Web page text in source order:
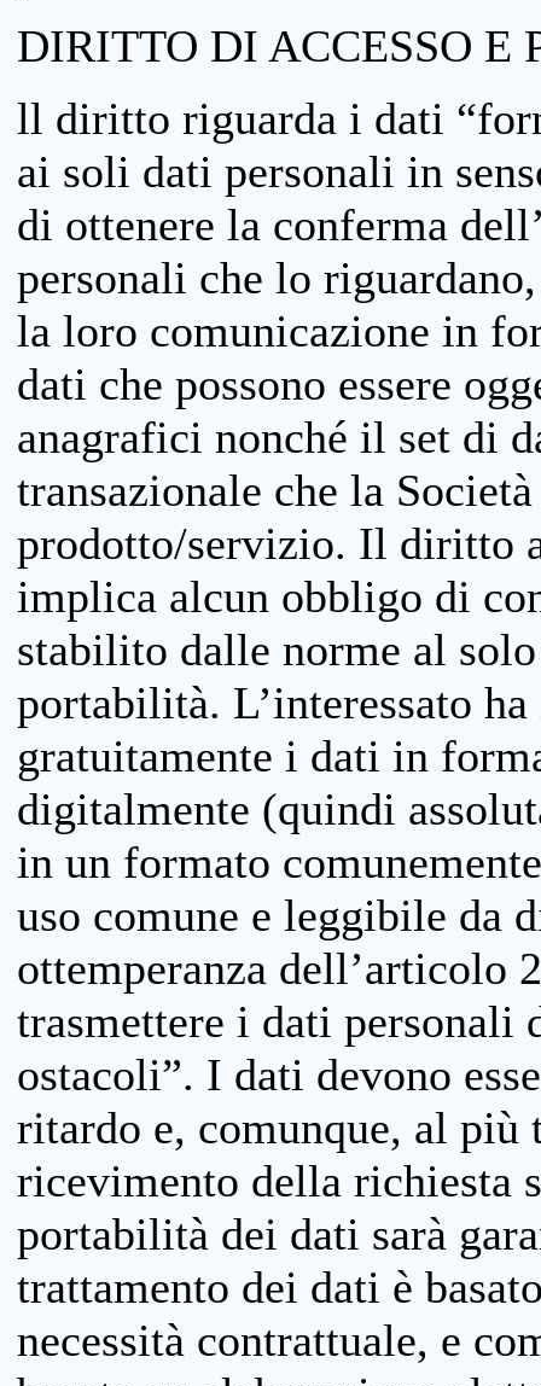
DIRITTO DI ACCESSO
ll diritto riguarda i dati
ai soli dati personali in
di ottenere la conferma
personali che lo
la loro comunicazione in
dati che possono essere
anagrafici nonché il set di
transazionale che la
prodotto/servizio. Il diritto
implica alcun obbligo di
stabilito dalle norme al
portabilità. L’interessato
gratuitamente i dati in
digitalmente (quindi
in un formato
uso comune e leggibile da
ottemperanza dell’articolo
trasmettere i dati personali
ostacoli”. I dati devono
ritardo e, comunque, al più
ricevimento della richiesta
portabilità dei dati sarà
trattamento dei dati è
necessità contrattuale, e